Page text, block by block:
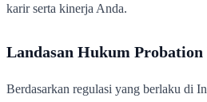
karir serta kinerja Anda.
Landasan Hukum Probation
Berdasarkan regulasi yang berlaku di